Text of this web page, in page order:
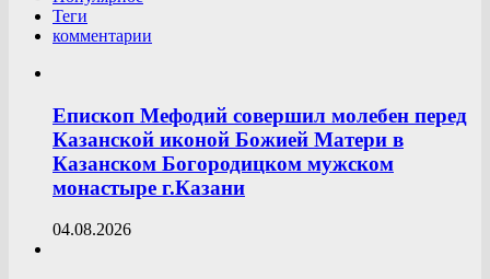
Теги
комментарии
Епископ Мефодий совершил молебен перед
Казанской иконой Божией Матери в
Казанском Богородицком мужском
монастыре г.Казани
04.08.2026